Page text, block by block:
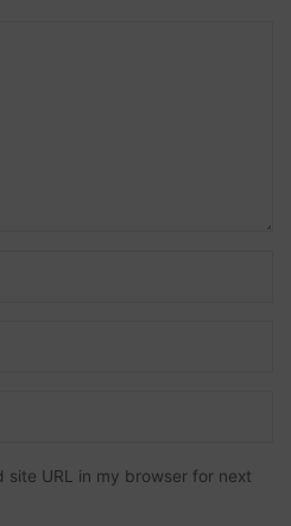
site URL in my browser for next